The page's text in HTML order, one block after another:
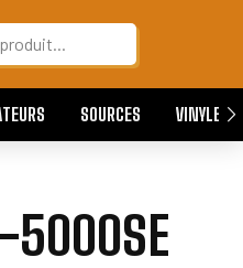
SOURCES VINYLES
5000SE